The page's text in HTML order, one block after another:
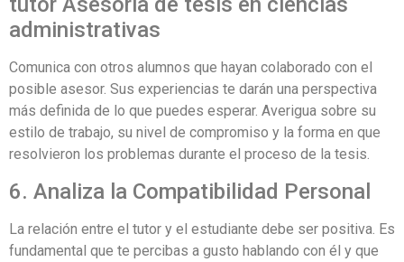
administrativas
Comunica con otros alumnos que hayan colaborado con el
posible asesor. Sus experiencias te darán una perspectiva
más definida de lo que puedes esperar. Averigua sobre su
estilo de trabajo, su nivel de compromiso y la forma en que
resolvieron los problemas durante el proceso de la tesis.
6. Analiza la Compatibilidad Personal
La relación entre el tutor y el estudiante debe ser positiva. Es
fundamental que te percibas a gusto hablando con él y que